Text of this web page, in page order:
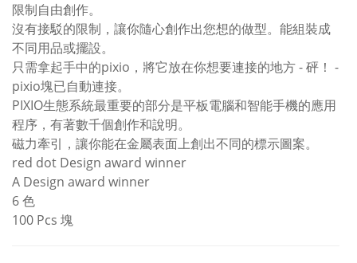
限制自由創作。
沒有接駁的限制，讓你隨心創作出您想的做型。能組裝成
不同用品或擺設。
只需拿起手中的pixio，將它放在你想要連接的地方 - 砰！ -
pixio塊已自動連接。
PIXIO生態系統最重要的部分是平板電腦和智能手機的應用
程序，有著數千個創作和說明。
磁力牽引，讓你能在金屬表面上創出不同的標示圖案。
red dot Design award winner
A Design award winner
6 色
100 Pcs 塊